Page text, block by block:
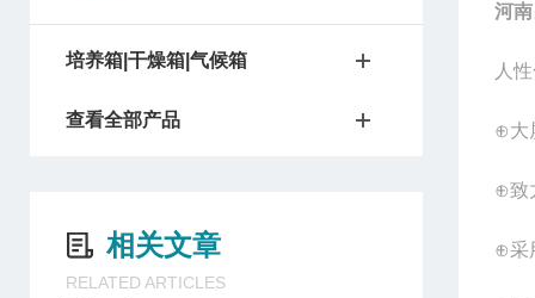
培养箱|干燥箱|气候箱
查看全部产品
相关文章
RELATED ARTICLES
河
人
⊕大
⊕致
⊕采